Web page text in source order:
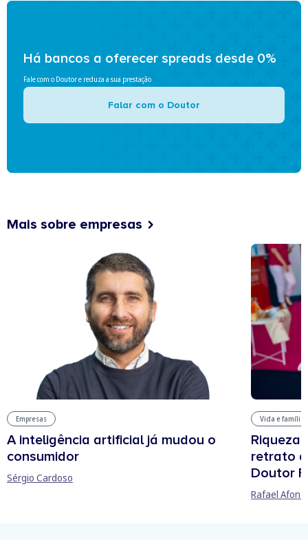
Há bancos a oferecer spreads desde 0%
Fale com o Doutor e reduza a sua prestação
Falar com o Doutor
Mais sobre empresas
Empresas
A inteligência artificial já mudou o
consumidor
Sérgio Cardoso
Vida e família
retrato
Doutor
Rafael